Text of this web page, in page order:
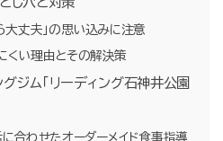
大丈夫」の思い込みに注意
い理由とその解決策
ジム「リーディング石神井公園
合わせたオーダーメイド食事指導